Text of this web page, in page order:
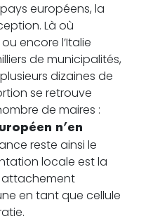
européens, la
Là où
encore l’Italie
de municipalités,
dizaines de
se retrouve
de maires :
n’en
reste ainsi le
locale est la
attachement
en tant que cellule